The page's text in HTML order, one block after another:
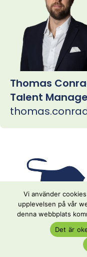
Thomas
Talent
+46(0)10-
Vi använder
upplevelsen på vår
denna webbplats
Det är